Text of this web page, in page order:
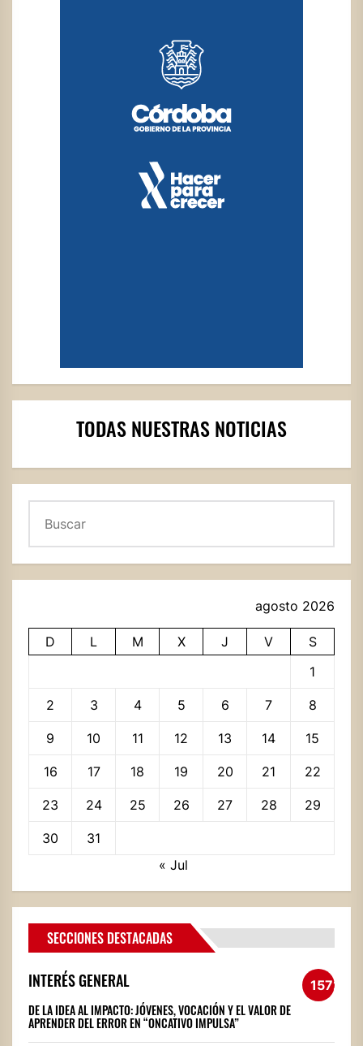
TODAS NUESTRAS NOTICIAS
agosto 2026
D L M X J V
S
1
2 3 4 5 6 7 8
9 10 11 12 13 14 15
16 17 18 19 20 21 22
23 24 25 26 27 28 29
30
31
« Jul
SECCIONES DESTACADAS
INTERÉS GENERAL 1572
DE LA IDEA AL IMPACTO: JÓVENES, VOCACIÓN Y EL VALOR DE
APRENDER DEL ERROR EN “ONCATIVO IMPULSA”